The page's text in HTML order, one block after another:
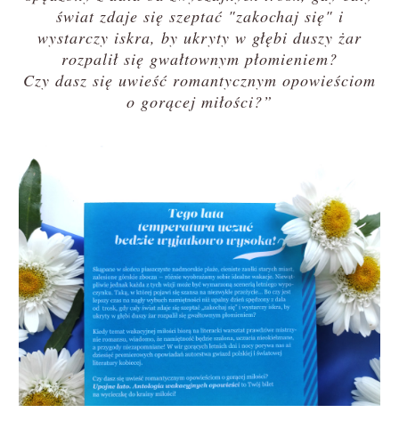
świat zdaje się szeptać "zakochaj się" i
wystarczy iskra, by ukryty w głębi duszy żar
rozpalił się gwałtownym płomieniem?
Czy dasz się uwieść romantycznym opowieściom
o gorącej miłości?”